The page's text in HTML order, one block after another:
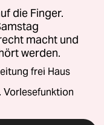
die Finger.
macht und
werden.
frei Haus
Vorlesefunktion